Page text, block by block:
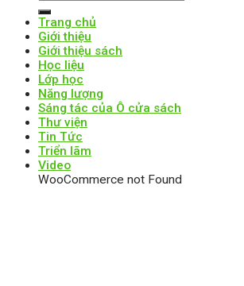
Trang chủ
Giới thiệu
Giới thiệu sách
Học liệu
Lớp học
Năng lượng
Sáng tác của Ô cửa sách
Thư viện
Tin Tức
Triển lãm
Video
WooCommerce not Found